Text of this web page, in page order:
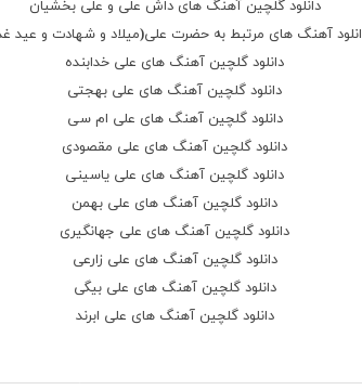
نمیدونی که چی کردی با دلم
دل من سرسخت بردی راحت
خدا قوت
هر روز بایه شاخه رز
میومدم دنبال تو
حالا واسه خودم همش
گل میخرم به جای تو
فک کن یه پرنده باشی بچینین پرو بالتو
پاشیدم پشت سرت آب که بیای کجایی تو
بازم هواتو کردم
دل ای دل ای دل ای دل
دنبالت هی میگردم
هی با خودم تو جنگم که چرا
دانلود گلچین آهنگ های داش علی و علی بخشیان
آهنگ های مرتبط به حضرت علی(میلاد و شهادت و عید
دانلود گلچین آهنگ های علی خدابنده
دانلود گلچین آهنگ های علی بهجتی
دانلود گلچین آهنگ های علی ام سی
دانلود گلچین آهنگ های علی مقصودی
دانلود گلچین آهنگ های علی یاسینی
دانلود گلچین آهنگ های علی بهمن
دانلود گلچین آهنگ های علی جهانگیری
دانلود گلچین آهنگ های علی زارعی
دانلود گلچین آهنگ های علی بیگی
دانلود گلچین آهنگ های علی ابرند